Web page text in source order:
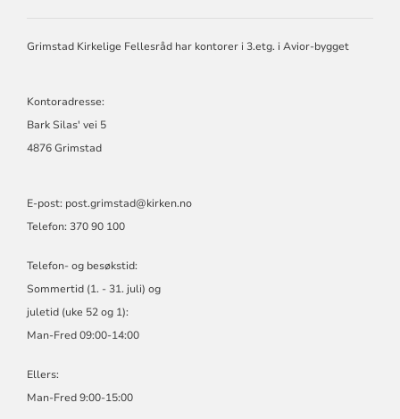
FELLESRÅD
Grimstad Kirkelige Fellesråd har kontorer i 3.etg. i Avior-bygget
Kontoradresse:
Bark Silas' vei 5
4876 Grimstad
E-post: post.grimstad@kirken.no
Telefon: 370 90 100
Telefon- og besøkstid:
Sommertid (1. - 31. juli) og
juletid (uke 52 og 1):
Man-Fred 09:00-14:00
Ellers:
Man-Fred 9:00-15:00